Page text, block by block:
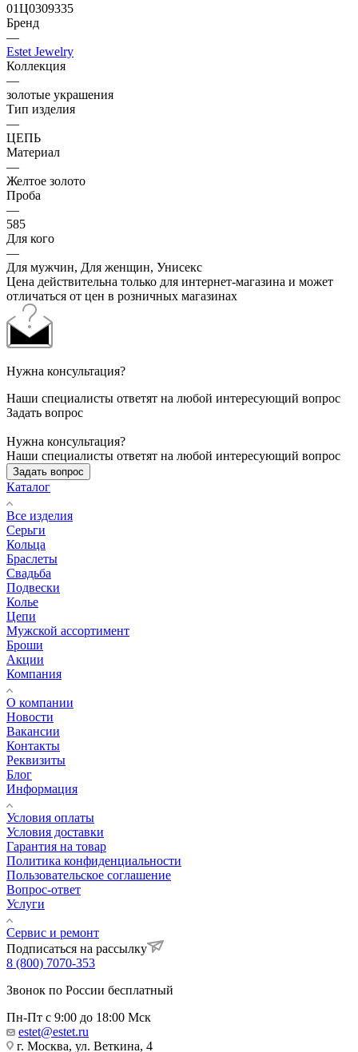
01Ц0309335
Бренд
—
Estet Jewelry
Коллекция
—
золотые украшения
Тип изделия
—
ЦЕПЬ
Материал
—
Желтое золото
Проба
—
585
Для кого
—
Для мужчин, Для женщин, Унисекс
Цена действительна только для интернет-магазина и может
отличаться от цен в розничных магазинах
Нужна консультация?
Наши специалисты ответят на любой интересующий вопрос
Задать вопрос
Нужна консультация?
Наши специалисты ответят на любой интересующий вопрос
Задать вопрос
Каталог
Все изделия
Серьги
Кольца
Браслеты
Свадьба
Подвески
Колье
Цепи
Мужской ассортимент
Броши
Акции
Компания
О компании
Новости
Вакансии
Контакты
Реквизиты
Блог
Информация
Условия оплаты
Условия доставки
Гарантия на товар
Политика конфиденциальности
Пользовательское соглашение
Вопрос-ответ
Услуги
Сервис и ремонт
Подписаться на рассылку
8 (800) 7070-353
Звонок по России бесплатный
Пн-Пт с 9:00 до 18:00 Мск
estet@estet.ru
г. Москва, ул. Веткина, 4